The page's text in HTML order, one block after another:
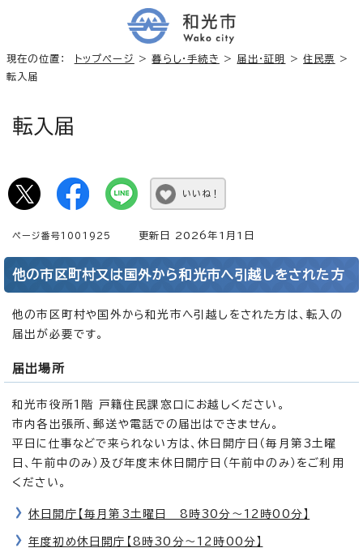
現在の位置： トップページ >暮らし・手続き > 届出・証明 >住民票
>
転入届
転入届
いいね！
ページ番号1001925 更新日 2026年1月1日
他の市区町村又は国外から和光市へ引越しをされた方
他の市区町村や国外から和光市へ引越しをされた方は、転入の
届出が必要です。
届出場所
和光市役所1階 戸籍住民課窓口にお越しください。
市内各出張所、郵送や電話での届出はできません。
平日に仕事などで来られない方は、休日開庁日（毎月第3土曜
日、午前中のみ）及び年度末休日開庁日（午前中のみ）をご利用
ください。
休日開庁【毎月第3土曜日 8時30分～12時00分】
年度初め休日開庁【8時30分～12時00分】